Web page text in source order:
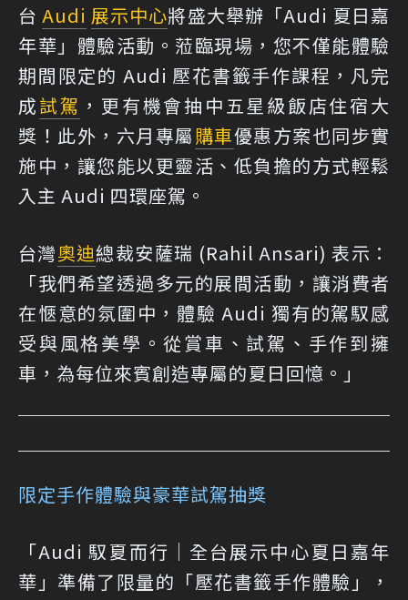
台Audi 展示中心將盛大舉辦「Audi 夏日嘉
年華」體驗活動。蒞臨現場，您不僅能體驗
期間限定的 Audi 壓花書籤手作課程，凡完
成試駕 ，更有機會抽中五星級飯店住宿大
獎！此外，六月專屬購車優惠方案也同步實
施中，讓您能以更靈活、低負擔的方式輕鬆
入主 Audi 四環座駕。
台灣奧迪總裁安薩瑞 (Rahil Ansari) 表示：
「我們希望透過多元的展間活動，讓消費者
在愜意的氛圍中，體驗 Audi 獨有的駕馭感
受與風格美學。從賞車、試駕、手作到擁
車，為每位來賓創造專屬的夏日回憶。」
限定手作體驗與豪華試駕抽獎
「Audi 馭夏而行｜全台展示中心夏日嘉年
華」準備了限量的「壓花書籤手作體驗」，